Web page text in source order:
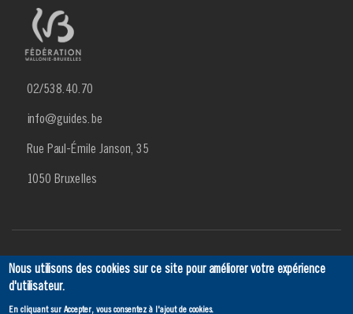
02/538.40.70
info@guides.be
Rue Paul-Émile Janson, 35
1050 Bruxelles
Menu
Footer
Actualités Agenda SCRIBe Ancien Contact
Nous utilisons des cookies sur ce site pour améliorer votre expérience
d'utilisateur.
En cliquant sur Accepter, vous consentez à l'ajout de cookies.